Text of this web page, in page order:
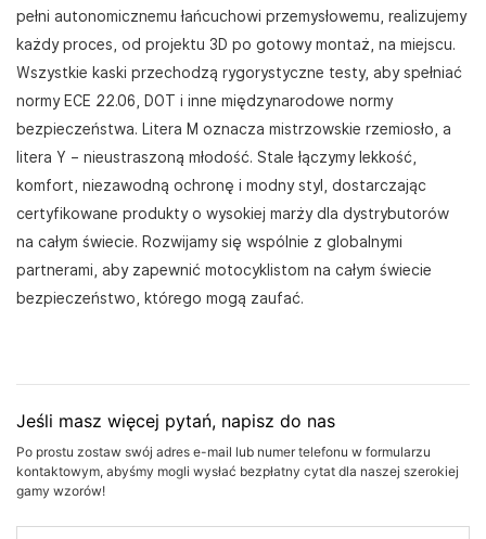
pełni autonomicznemu łańcuchowi przemysłowemu, realizujemy
każdy proces, od projektu 3D po gotowy montaż, na miejscu.
Wszystkie kaski przechodzą rygorystyczne testy, aby spełniać
normy ECE 22.06, DOT i inne międzynarodowe normy
bezpieczeństwa. Litera M oznacza mistrzowskie rzemiosło, a
litera Y – nieustraszoną młodość. Stale łączymy lekkość,
komfort, niezawodną ochronę i modny styl, dostarczając
certyfikowane produkty o wysokiej marży dla dystrybutorów
na całym świecie. Rozwijamy się wspólnie z globalnymi
partnerami, aby zapewnić motocyklistom na całym świecie
bezpieczeństwo, którego mogą zaufać.
Jeśli masz więcej pytań, napisz do nas
Po prostu zostaw swój adres e-mail lub numer telefonu w formularzu
kontaktowym, abyśmy mogli wysłać bezpłatny cytat dla naszej szerokiej
gamy wzorów!